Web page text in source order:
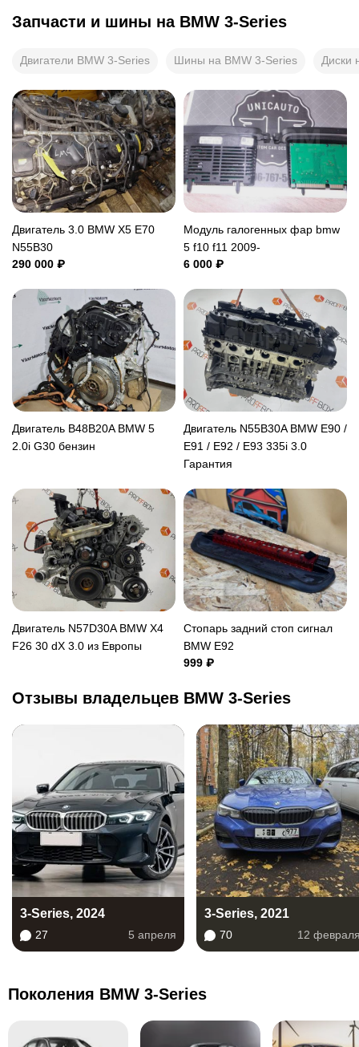
Запчасти и шины на BMW 3-Series
Двигатели BMW 3-Series Шины на BMW 3-Series Диски
Двигатель 3.0 BMW X5 E70
N55B30
290 000 ₽
Модуль галогенных фар bmw
5 f10 f11 2009-
6 000 ₽
Двигатель B48B20A BMW 5
2.0i G30 бензин
Двигатель N55B30A BMW E90 /
E91 / E92 / E93 335i 3.0
Гарантия
Двигатель N57D30A BMW X4
F26 30 dX 3.0 из Европы
Стопарь задний стоп сигнал
BMW E92
999 ₽
Отзывы владельцев BMW 3-Series
3-Series, 2024
27 5 апреля
3-Series, 2021
70 12
Поколения BMW 3-Series